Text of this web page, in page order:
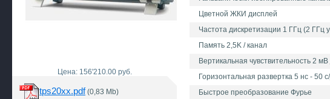
Цена: 156'210.00 руб.
tps20xx.pdf(0,83 Mb)
Цветной ЖКИ дисплей
Частота дискретизации 1 ГГц (2 ГГц
Память 2,5K / канал
Вертикальная чувствительность 2
Горизонтальная развертка 5 нс - 50
Быстрое преобразование Фурье